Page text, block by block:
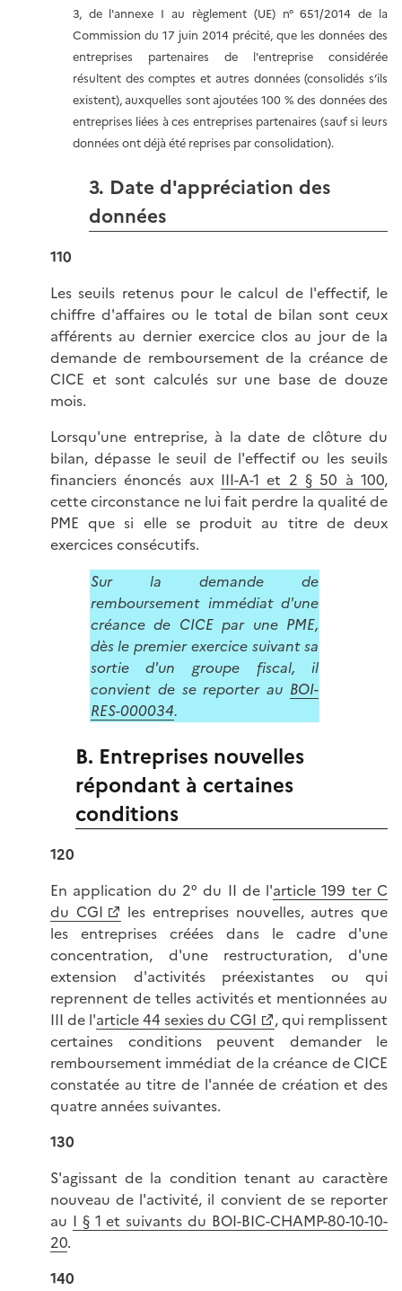
3, de l'annexe I au règlement (UE) n° 651/2014 de la
Commission du 17 juin 2014 précité, que les données des
entreprises partenaires de l'entreprise considérée
résultent des comptes et autres données (consolidés s’ils
existent), auxquelles sont ajoutées 100 % des données des
entreprises liées à ces entreprises partenaires (sauf si leurs
données ont déjà été reprises par consolidation).
3. Date d'appréciation des
données
110
Les seuils retenus pour le calcul de l'effectif, le
chiffre d'affaires ou le total de bilan sont ceux
afférents au dernier exercice clos au jour de la
demande de remboursement de la créance de
CICE et sont calculés sur une base de douze
mois.
Lorsqu'une entreprise, à la date de clôture du
bilan, dépasse le seuil de l'effectif ou les seuils
financiers énoncés aux III-A-1 et 2 § 50 à 100,
cette circonstance ne lui fait perdre la qualité de
PME que si elle se produit au titre de deux
exercices consécutifs.
Sur la demande de
remboursement immédiat d'une
créance de CICE par une PME,
dès le premier exercice suivant sa
sortie d'un groupe fiscal, il
convient de se reporter au BOI-
RES-000034.
B. Entreprises nouvelles
répondant à certaines
conditions
120
En application du 2° du II de l'article 199 ter C
du CGI
les entreprises nouvelles, autres que
les entreprises créées dans le cadre d'une
concentration, d'une restructuration, d'une
extension d'activités préexistantes ou qui
reprennent de telles activités et mentionnées au
III de l'article 44 sexies du CGI
, qui remplissent
certaines conditions peuvent demander le
remboursement immédiat de la créance de CICE
constatée au titre de l'année de création et des
quatre années suivantes.
130
S'agissant de la condition tenant au caractère
nouveau de l'activité, il convient de se reporter
au I § 1 et suivants du BOI-BIC-CHAMP-80-10-10-
20.
140